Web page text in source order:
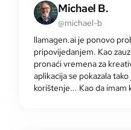
Michael B.
@michael-b
llamagen.ai je ponovo
pripovijedanjem. Kao
pronaći vremena za
aplikacija se pokazala
korištenje... Kao da imam